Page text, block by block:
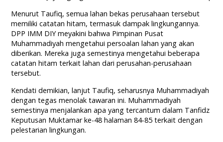
Menurut Taufiq, semua lahan bekas perusahaan tersebut
memiliki catatan hitam, termasuk dampak lingkungannya.
DPP IMM DIY meyakini bahwa Pimpinan Pusat
Muhammadiyah mengetahui persoalan lahan yang akan
diberikan. Mereka juga semestinya mengetahui beberapa
catatan hitam terkait lahan dari perusahan-perusahaan
tersebut.
Kendati demikian, lanjut Taufiq, seharusnya Muhammadiyah
dengan tegas menolak tawaran ini. Muhammadiyah
semestinya menjalankan apa yang tercantum dalam Tanfidz
Keputusan Muktamar ke-48 halaman 84-85 terkait dengan
pelestarian lingkungan.